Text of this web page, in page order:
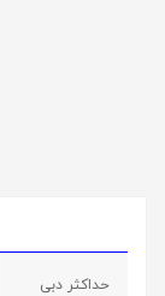
حداکثر دبی